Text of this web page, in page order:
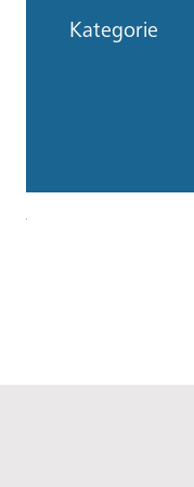
Kategorie